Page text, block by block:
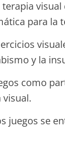
para la
y la
como
juegos se